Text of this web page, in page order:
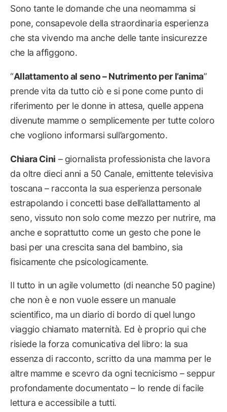
Sono tante le domande che una neomamma si
pone, consapevole della straordinaria esperienza
che sta vivendo ma anche delle tante insicurezze
che la affiggono.
“Allattamento al seno – Nutrimento per l’anima”
prende vita da tutto ciò e si pone come punto di
riferimento per le donne in attesa, quelle appena
divenute mamme o semplicemente per tutte coloro
che vogliono informarsi sull’argomento.
Chiara Cini – giornalista professionista che lavora
da oltre dieci anni a 50 Canale, emittente televisiva
toscana – racconta la sua esperienza personale
estrapolando i concetti base dell’allattamento al
seno, vissuto non solo come mezzo per nutrire, ma
anche e soprattutto come un gesto che pone le
basi per una crescita sana del bambino, sia
fisicamente che psicologicamente.
Il tutto in un agile volumetto (di neanche 50 pagine)
che non è e non vuole essere un manuale
scientifico, ma un diario di bordo di quel lungo
viaggio chiamato maternità. Ed è proprio qui che
risiede la forza comunicativa del libro: la sua
essenza di racconto, scritto da una mamma per le
altre mamme e scevro da ogni tecnicismo – seppur
profondamente documentato – lo rende di facile
lettura e accessibile a tutti.